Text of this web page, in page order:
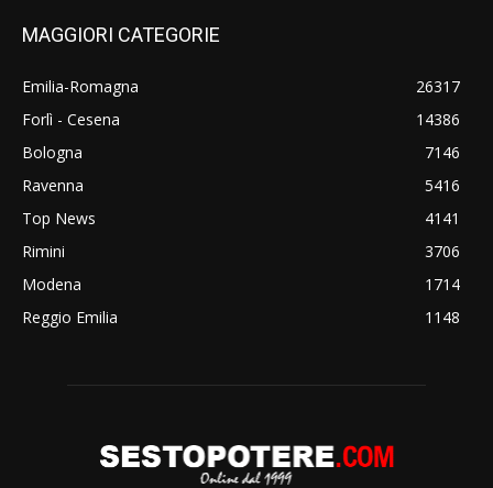
MAGGIORI CATEGORIE
Emilia-Romagna
26317
Forlì - Cesena
14386
Bologna
7146
Ravenna
5416
Top News
4141
Rimini
3706
Modena
1714
Reggio Emilia
1148